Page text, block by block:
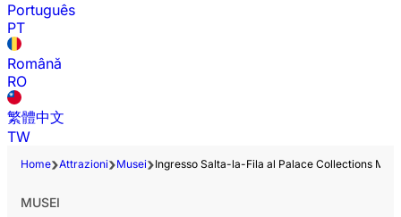
Português
PT
Română
RO
繁體中文
TW
Home Attrazioni Musei Ingresso Salta-la-Fila al Palace Collections
MUSEI